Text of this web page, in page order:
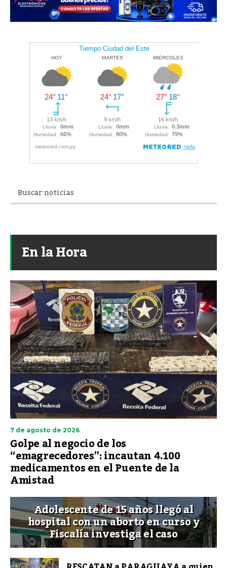
En la Hora
7 de agosto de 2026
Golpe al negocio de los
“emagrecedores”: incautan 4.100
medicamentos en el Puente de la
Amistad
Adolescente de 15 años llegó al
hospital con un aborto en curso y
Fiscalía investiga el caso